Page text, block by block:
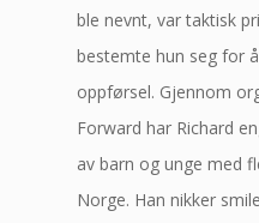
ble nevnt, var taktisk
bestemte hun seg for
oppførsel. Gjennom
Forward har Richard
av barn og unge med
Norge. Han nikker